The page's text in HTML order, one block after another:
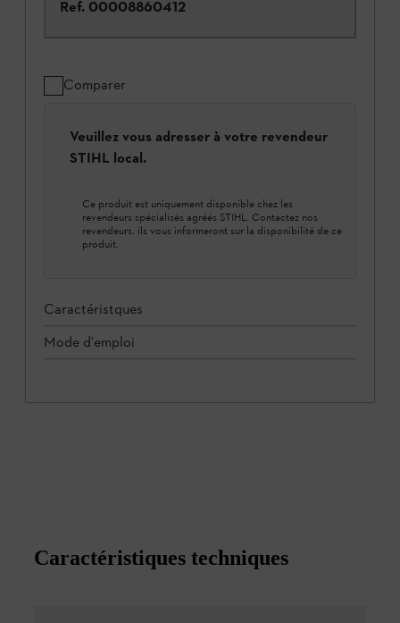
Ref. 00008860412
Comparer
Veuillez vous adresser à votre revendeur
STIHL local.
Ce produit est uniquement disponible chez les
revendeurs spécialisés agréés STIHL. Contactez nos
revendeurs, ils vous informeront sur la disponibilité de ce
produit.
Caractéristques
Mode d'emploi
Caractéristiques techniques